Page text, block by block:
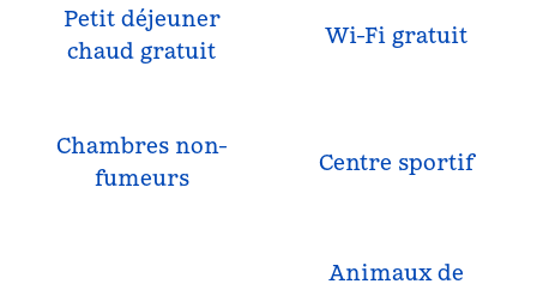
Petit déjeuner
chaud gratuit
Wi-Fi gratuit
Chambres non-
fumeurs
Centre sportif
Animaux de